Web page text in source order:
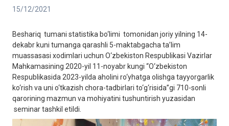
15/12/2021
Beshariq tumani statistika bo‘limi tomonidan joriy yilning 14-
dekabr kuni tumanga qarashli 5-maktabgacha ta’lim
muassasasi xodimlari uchun O‘zbekiston Respublikasi Vazirlar
Mahkamasining 2020-yil 11-noyabr kungi “O‘zbekiston
Respublikasida 2023-yilda aholini ro‘yhatga olishga tayyorgarlik
ko‘rish va uni o‘tkazish chora-tadbirlari to‘g‘risida”gi 710-sonli
qarorining mazmun va mohiyatini tushuntirish yuzasidan
seminar tashkil etildi.